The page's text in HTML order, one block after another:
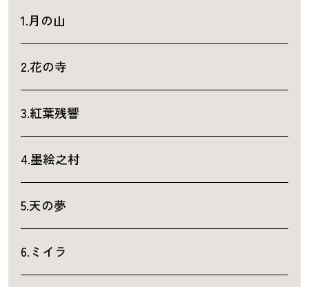
1.月の山
2.花の寺
3.紅葉残響
4.墨絵之村
5.天の夢
6.ミイラ